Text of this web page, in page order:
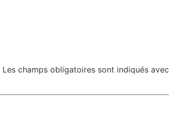
Les champs obligatoires sont indiqués avec